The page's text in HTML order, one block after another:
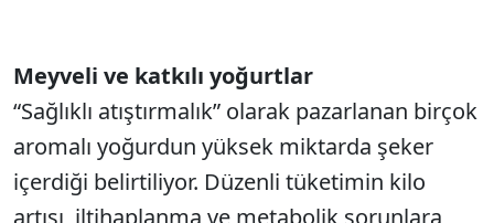
Meyveli ve katkılı yoğurtlar
“Sağlıklı atıştırmalık” olarak pazarlanan birçok
aromalı yoğurdun yüksek miktarda şeker
içerdiği belirtiliyor. Düzenli tüketimin kilo
artışı, iltihaplanma ve metabolik sorunlara